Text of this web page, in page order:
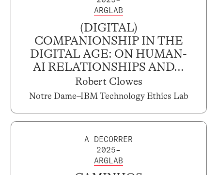
ARGLAB
(DIGITAL)
COMPANIONSHIP IN THE
DIGITAL AGE: ON HUMAN-
AI RELATIONSHIPS AND...
Robert Clowes
Notre Dame–IBM Technology Ethics Lab
A DECORRER
2025–
ARGLAB